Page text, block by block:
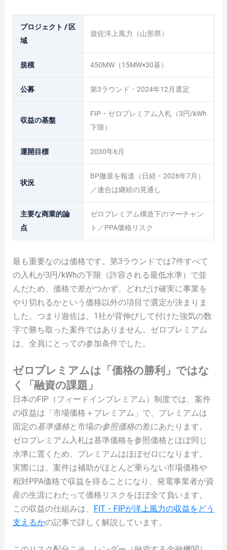
プロジェクト / 区
域
遊佐洋上風力（山形県）
規模 450MW（15MW×30基）
公募 第3ラウンド・2024年12月選定
収益の基盤
FIP・ゼロプレミアム入札（3円/kWh
下限）
運開目標 2030年6月
状況
BP撤退を報道（日経・2026年7月）
／連合は継続の見通し
主要な商業的論
点
ゼロプレミアム構造下のマーチャン
ト／PPA価格リスク
最も重要なのは価格です。第3ラウンドでは7件すべて
の入札が3円/kWhの下限（許容される最低水準）で並
んだため、価格で差がつかず、どれだけ確実に事業を
やり切れるかという価格以外の項目で選定が決まりま
した。つまり遊佐は、1社が背伸びして付けた強気の数
字で勝ち取った案件ではありません。ゼロプレミアム
は、全員にとっての参加条件でした。
ゼロプレミアムは「価格の勝利」ではな
く「融資の課題」
日本のFIP（フィードインプレミアム）制度では、案件
の収益は「市場価格＋プレミアム」で、プレミアムは
固定の基準価格と市場の参照価格の差にあたります。
ゼロプレミアム入札は基準価格を参照価格とほぼ同じ
水準に置くため、プレミアムはほぼゼロになります。
実際には、案件は補助がほとんど乗らない市場価格や
相対PPA価格で収益を得ることになり、発電事業者が資
産の生涯にわたって価格リスクをほぼ全て負います。
この収益の仕組みは、
FIT・FIPが洋上風力の収益をどう
支えるかの記事で詳しく解説しています。